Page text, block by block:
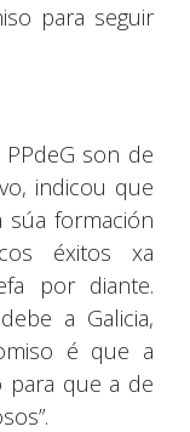
para seguir
son de
indicou que
formación
éxitos xa
por diante.
a Galicia,
é que a
para que a de